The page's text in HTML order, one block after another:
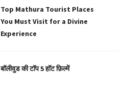
Top Mathura Tourist Places
You Must Visit for a Divine
Experience
बॉलीवुड की टॉप 5 हॉट फ़िल्में